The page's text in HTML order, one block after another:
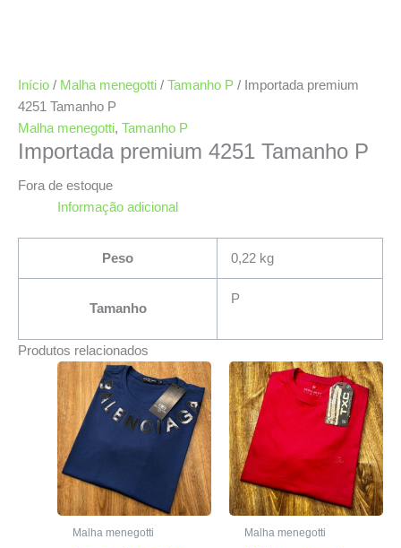
Início / Malha menegotti / Tamanho P / Importada premium
4251 Tamanho P
Malha menegotti, Tamanho P
Importada premium 4251 Tamanho P
Fora de estoque
Informação adicional
Peso 0,22 kg
Tamanho
P
Produtos relacionados
Malha menegotti Malha menegotti